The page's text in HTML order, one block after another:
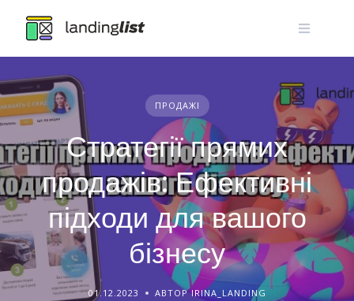
content
ПРОДАЖІ
Стратегії прямих
продажів: Ефективні
підходи для вашого
бізнесу
01.12.2023 АВТОР IRINA_LANDING